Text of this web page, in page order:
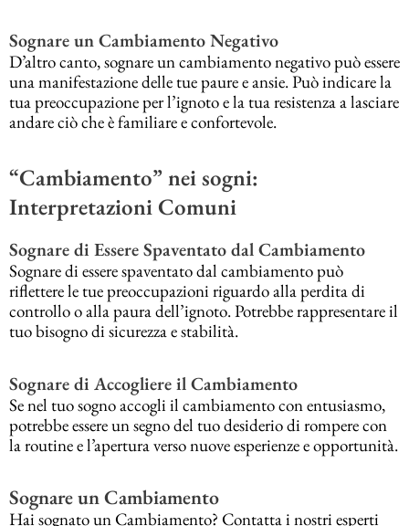
Sognare un Cambiamento Negativo
D’altro canto, sognare un cambiamento negativo può essere
una manifestazione delle tue paure e ansie. Può indicare la
tua preoccupazione per l’ignoto e la tua resistenza a lasciare
andare ciò che è familiare e confortevole.
“Cambiamento” nei sogni:
Interpretazioni Comuni
Sognare di Essere Spaventato dal Cambiamento
Sognare di essere spaventato dal cambiamento può
riflettere le tue preoccupazioni riguardo alla perdita di
controllo o alla paura dell’ignoto. Potrebbe rappresentare il
tuo bisogno di sicurezza e stabilità.
Sognare di Accogliere il Cambiamento
Se nel tuo sogno accogli il cambiamento con entusiasmo,
potrebbe essere un segno del tuo desiderio di rompere con
la routine e l’apertura verso nuove esperienze e opportunità.
Sognare un Cambiamento
Hai sognato un Cambiamento? Contatta i nostri esperti